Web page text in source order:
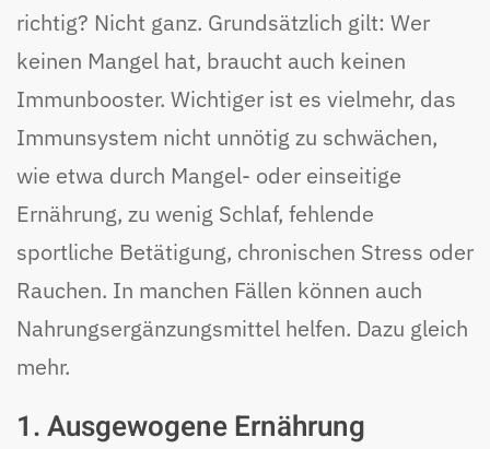
richtig? Nicht ganz. Grundsätzlich gilt: Wer
keinen Mangel hat, braucht auch keinen
Immunbooster. Wichtiger ist es vielmehr, das
Immunsystem nicht unnötig zu schwächen,
wie etwa durch Mangel- oder einseitige
Ernährung, zu wenig Schlaf, fehlende
sportliche Betätigung, chronischen Stress oder
Rauchen. In manchen Fällen können auch
Nahrungsergänzungsmittel helfen. Dazu gleich
mehr.
1. Ausgewogene Ernährung